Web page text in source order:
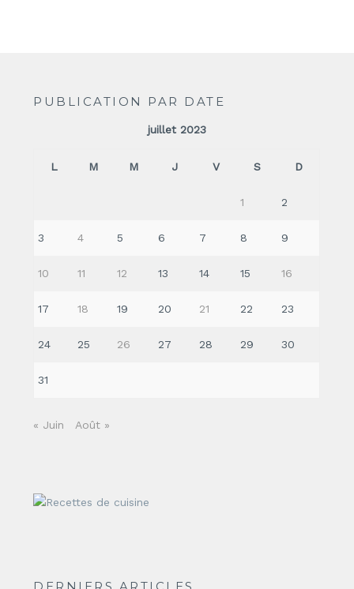
PUBLICATION PAR DATE
juillet 2023
L M M J V S D
1 2
3 4 5 6 7 8 9
10 11 12 13 14 15 16
17 18 19 20 21 22 23
24 25 26 27 28 29 30
31
« Juin Août »
DERNIERS ARTICLES